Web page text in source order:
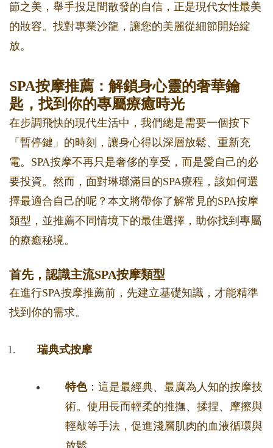
節之美，舉手投足間散發的自信，正是現代女性最美
的妝容。找對專業沙龍，讓您的美麗從細節開始綻
放。
SPA按摩推薦：解鎖身心靈的奢華鑰
匙，找到你的專屬療癒時光
在步調飛快的現代生活中，我們總是需要一個按下
「暫停鍵」的時刻，讓身心得以深層放鬆、重新充
電。SPA按摩不再只是奢侈的享受，而是愛自己的必
要投資。然而，面對琳瑯滿目的SPA療程，該如何選
擇最適合自己的呢？本文將帶你了解常見的SPA按摩
類型，並推薦不同情境下的最佳選擇，助你找到專屬
的療癒秘境。
首先，認識主流SPA按摩類型
在進行SPA按摩推薦前，先建立基礎知識，才能精準
找到你的需求。
瑞典式按摩
特色：這是最經典、最廣為人知的按摩技
術。使用長而輕柔的推撫、揉捏、摩擦與
輕敲等手法，促進淺層肌肉的血液循環與